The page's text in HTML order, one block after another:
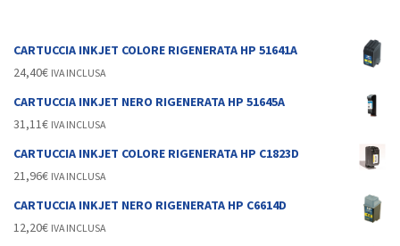
CARTUCCIA INKJET COLORE RIGENERATA HP 51641A
24,40€ IVA INCLUSA
CARTUCCIA INKJET NERO RIGENERATA HP 51645A
31,11€ IVA INCLUSA
CARTUCCIA INKJET COLORE RIGENERATA HP C1823D
21,96€ IVA INCLUSA
CARTUCCIA INKJET NERO RIGENERATA HP C6614D
12,20€ IVA INCLUSA